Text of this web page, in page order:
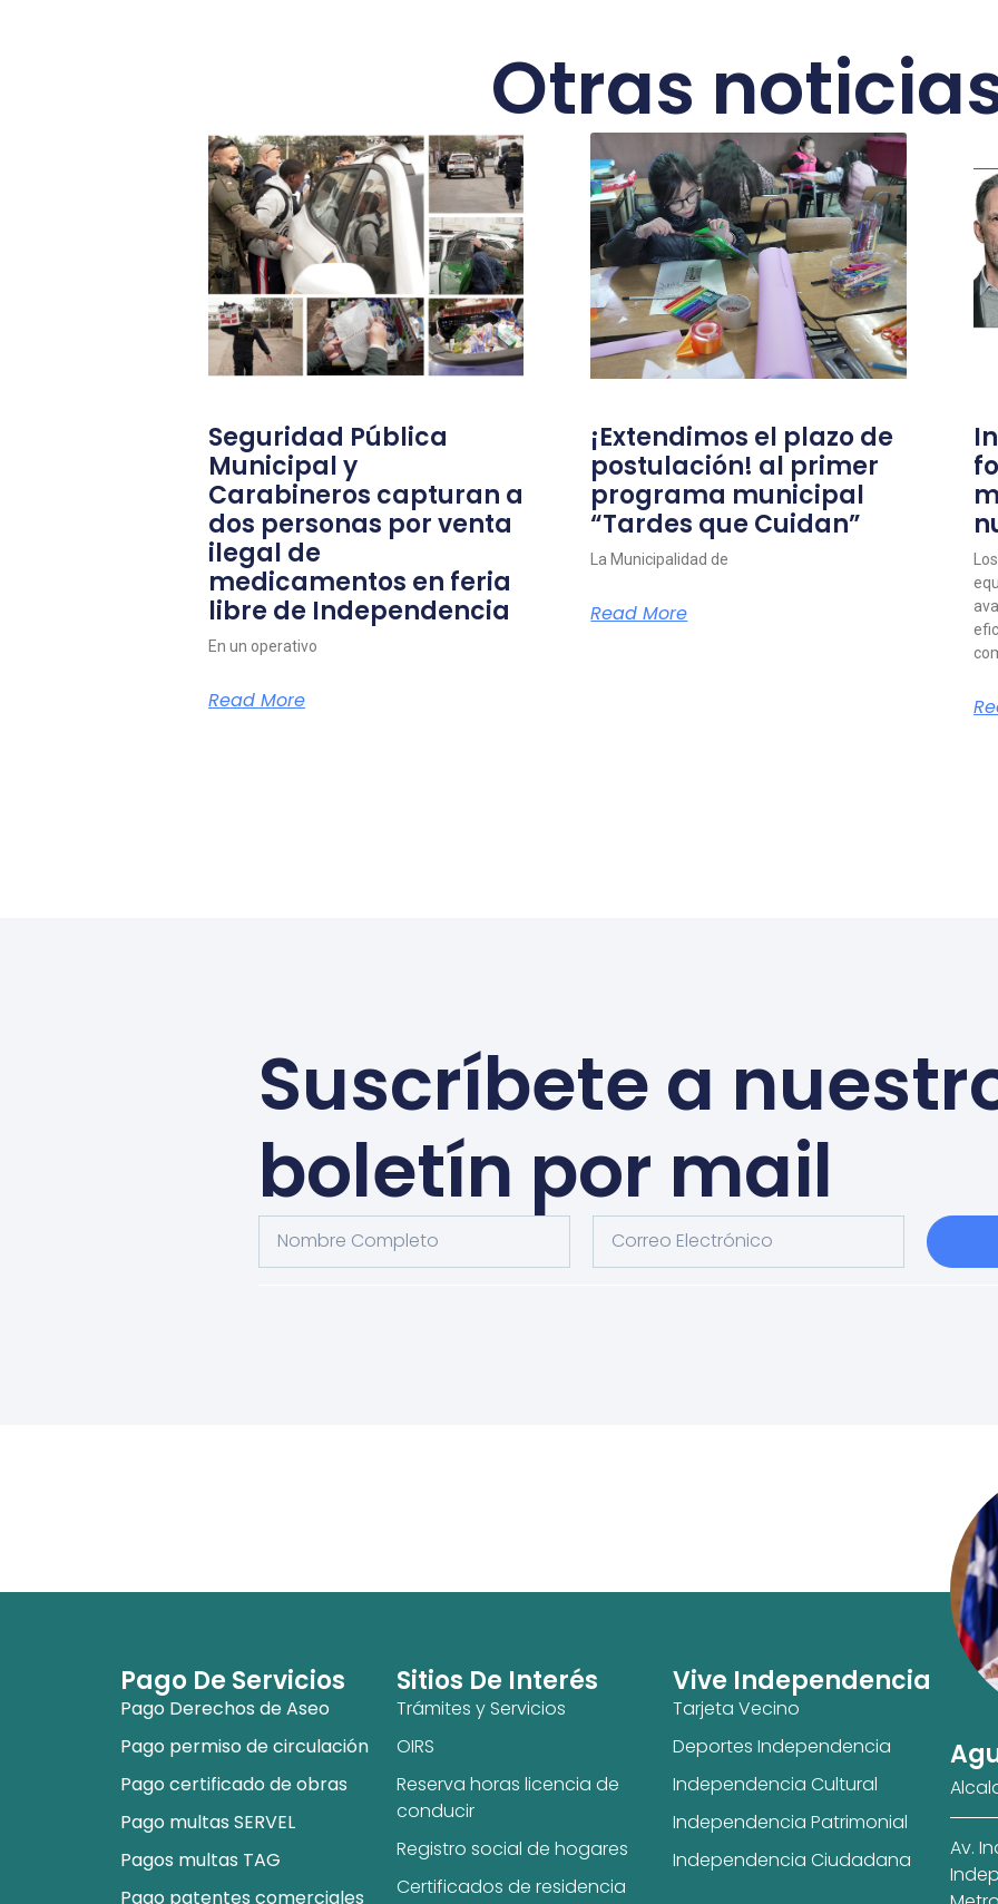
Otras
Seguridad Pública
Municipal y
Carabineros capturan a
dos personas por venta
ilegal de
medicamentos en feria
libre de Independencia
En un operativo
Read More
¡Extendimos el plazo de
postulación! al primer
programa municipal
“Tardes que Cuidan”
La Municipalidad de
Read More
Suscríbete a
boletín por mail
Pago De Servicios
Pago Derechos de Aseo
Pago permiso de circulación
Pago certificado de obras
Pago multas SERVEL
Pagos multas TAG
Pago patentes comerciales
Sitios De Interés
Trámites y Servicios
OIRS
Reserva horas licencia de
conducir
Registro social de hogares
Certificados de residencia
Vive Independencia
Tarjeta Vecino
Deportes Independencia
Independencia Cultural
Independencia Patrimonial
Independencia Ciudadana
Av.